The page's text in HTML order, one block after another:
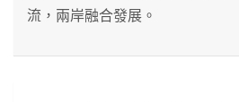
流，兩岸融合發展。